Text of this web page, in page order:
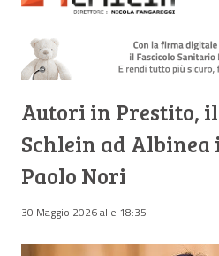
Autori in Prestito,
Schlein ad Albinea
Paolo Nori
30 Maggio 2026 alle 18:35